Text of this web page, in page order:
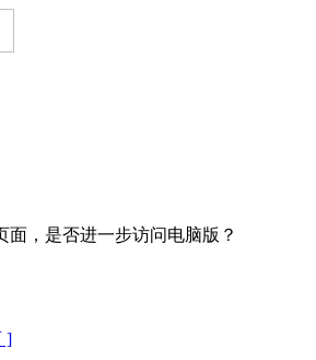
面，是否进一步访问电脑版？
]